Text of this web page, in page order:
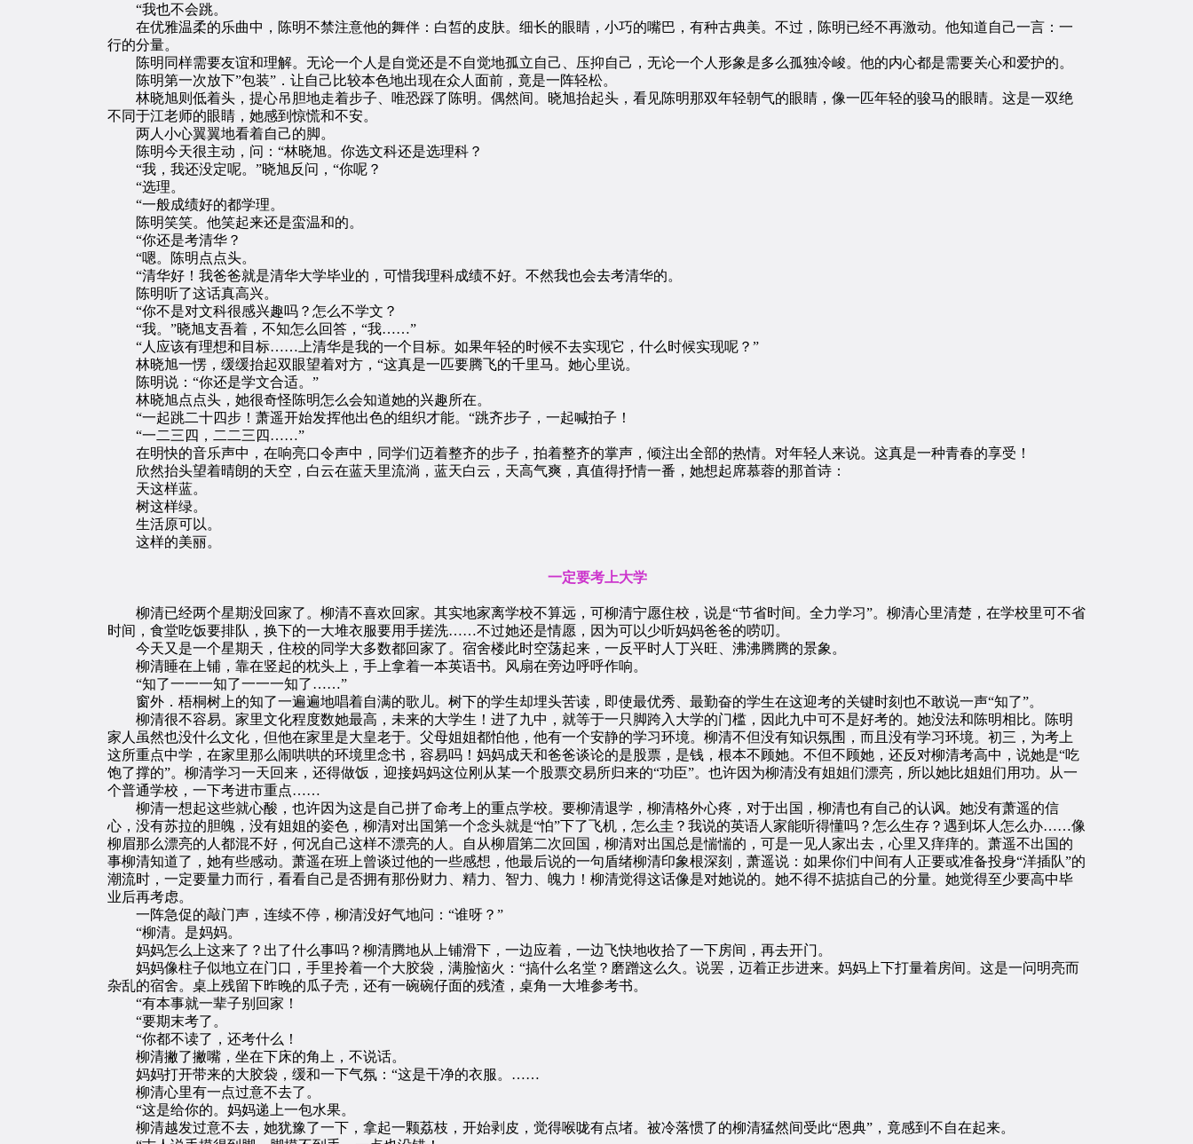
“我也不会跳。
在优雅温柔的乐曲中，陈明不禁注意他的舞伴：白皙的皮肤。细长的眼睛，小巧的嘴巴，有种古典美。不过，陈明已经不再激动。他知道自己一言：一
行的分量。
陈明同样需要友谊和理解。无论一个人是自觉还是不自觉地孤立自己、压抑自己，无论一个人形象是多么孤独冷峻。他的内心都是需要关心和爱护的。
陈明第一次放下”包装”．让自己比较本色地出现在众人面前，竟是一阵轻松。
林晓旭则低着头，提心吊胆地走着步子、唯恐踩了陈明。偶然间。晓旭抬起头，看见陈明那双年轻朝气的眼睛，像一匹年轻的骏马的眼睛。这是一双绝
不同于江老师的眼睛，她感到惊慌和不安。
两人小心翼翼地看着自己的脚。
陈明今天很主动，问：“林晓旭。你选文科还是选理科？
“我，我还没定呢。”晓旭反问，“你呢？
“选理。
“一般成绩好的都学理。
陈明笑笑。他笑起来还是蛮温和的。
“你还是考清华？
“嗯。陈明点点头。
“清华好！我爸爸就是清华大学毕业的，可惜我理科成绩不好。不然我也会去考清华的。
陈明听了这话真高兴。
“你不是对文科很感兴趣吗？怎么不学文？
“我。”晓旭支吾着，不知怎么回答，“我……”
“人应该有理想和目标……上清华是我的一个目标。如果年轻的时候不去实现它，什么时候实现呢？”
林晓旭一愣，缓缓抬起双眼望着对方，“这真是一匹要腾飞的千里马。她心里说。
陈明说：“你还是学文合适。”
林晓旭点点头，她很奇怪陈明怎么会知道她的兴趣所在。
“一起跳二十四步！萧遥开始发挥他出色的组织才能。“跳齐步子，一起喊拍子！
“一二三四，二二三四……”
在明快的音乐声中，在响亮口令声中，同学们迈着整齐的步子，拍着整齐的掌声，倾注出全部的热情。对年轻人来说。这真是一种青春的享受！
欣然抬头望着晴朗的天空，白云在蓝天里流淌，蓝天白云，天高气爽，真值得抒情一番，她想起席慕蓉的那首诗：
天这样蓝。
树这样绿。
生活原可以。
这样的美丽。
一定要考上大学
柳清已经两个星期没回家了。柳清不喜欢回家。其实地家离学校不算远，可柳清宁愿住校，说是“节省时间。全力学习”。柳清心里清楚，在学校里可不省
时间，食堂吃饭要排队，换下的一大堆衣服要用手搓洗……不过她还是情愿，因为可以少听妈妈爸爸的唠叨。
今天又是一个星期天，住校的同学大多数都回家了。宿舍楼此时空荡起来，一反平时人丁兴旺、沸沸腾腾的景象。
柳清睡在上铺，靠在竖起的枕头上，手上拿着一本英语书。风扇在旁边呼呼作响。
“知了一一一知了一一一知了……”
窗外．梧桐树上的知了一遍遍地唱着自满的歌儿。树下的学生却埋头苦读，即使最优秀、最勤奋的学生在这迎考的关键时刻也不敢说一声“知了”。
柳清很不容易。家里文化程度数她最高，未来的大学生！进了九中，就等于一只脚跨入大学的门槛，因此九中可不是好考的。她没法和陈明相比。陈明
家人虽然也没什么文化，但他在家里是大皇老于。父母姐姐都怕他，他有一个安静的学习环境。柳清不但没有知识氛围，而且没有学习环境。初三，为考上
这所重点中学，在家里那么闹哄哄的环境里念书，容易吗！妈妈成天和爸爸谈论的是股票，是钱，根本不顾她。不但不顾她，还反对柳清考高中，说她是“吃
饱了撑的”。柳清学习一天回来，还得做饭，迎接妈妈这位刚从某一个股票交易所归来的“功臣”。也许因为柳清没有姐姐们漂亮，所以她比姐姐们用功。从一
个普通学校，一下考进市重点……
柳清一想起这些就心酸，也许因为这是自己拼了命考上的重点学校。要柳清退学，柳清格外心疼，对于出国，柳清也有自己的认讽。她没有萧遥的信
心，没有苏拉的胆魄，没有姐姐的姿色，柳清对出国第一个念头就是“怕”下了飞机，怎么圭？我说的英语人家能听得懂吗？怎么生存？遇到坏人怎么办……像
柳眉那么漂亮的人都混不好，何况自己这样不漂亮的人。自从柳眉第二次回国，柳清对出国总是惴惴的，可是一见人家出去，心里又痒痒的。萧遥不出国的
事柳清知道了，她有些感动。萧遥在班上曾谈过他的一些感想，他最后说的一句盾绪柳清印象根深刻，萧遥说：如果你们中间有人正要或准备投身“洋插队”的
潮流时，一定要量力而行，看看自己是否拥有那份财力、精力、智力、魄力！柳清觉得这话像是对她说的。她不得不掂掂自己的分量。她觉得至少要高中毕
业后再考虑。
一阵急促的敲门声，连续不停，柳清没好气地问：“谁呀？”
“柳清。是妈妈。
妈妈怎么上这来了？出了什么事吗？柳清腾地从上铺滑下，一边应着，一边飞快地收拾了一下房间，再去开门。
妈妈像柱子似地立在门口，手里拎着一个大胶袋，满脸恼火：“搞什么名堂？磨蹭这么久。说罢，迈着正步进来。妈妈上下打量着房间。这是一问明亮而
杂乱的宿舍。桌上残留下昨晚的瓜子壳，还有一碗碗仔面的残渣，桌角一大堆参考书。
“有本事就一辈子别回家！
“要期末考了。
“你都不读了，还考什么！
柳清撇了撇嘴，坐在下床的角上，不说话。
妈妈打开带来的大胶袋，缓和一下气氛：“这是干净的衣服。……
柳清心里有一点过意不去了。
“这是给你的。妈妈递上一包水果。
柳清越发过意不去，她犹豫了一下，拿起一颗荔枝，开始剥皮，觉得喉咙有点堵。被冷落惯了的柳清猛然间受此“恩典”，竟感到不自在起来。